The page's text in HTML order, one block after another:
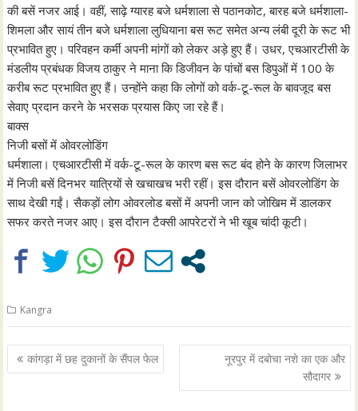
की बसें नजर आई। वहीं, साढ़े ग्यारह बजे धर्मशाला से पठानकोट, बारह बजे धर्मशाला-
शिमला और सायं तीन बजे धर्मशाला लुधियाना बस रूट समेत अन्य लंबी दूरी के रूट भी
प्रभावित हुए। परिवहन कर्मी अपनी मांगों को लेकर अड़े हुए हैं। उधर, एचआरटीसी के
मंडलीय प्रबंधक विजय ठाकुर ने माना कि डिजीवन के पांचों बस डिपुओं में 100 के
करीब रूट प्रभावित हुए हैं। उन्होंने कहा कि लोगों को वर्क-टू-रूल के बावजूद बस
सेवाए प्रदान करने के भरसक प्रयास किए जा रहे हैं।
बाक्स
निजी बसों में ओवरलोडिंग
धर्मशाला। एचआरटीसी में वर्क-टू-रूल के कारण बस रूट बंद होने के कारण जिलाभर
में निजी बसें दिनभर यात्रियों से खचाखच भरी रहीं। इस दौरान बसें ओवरलोडिंग के
साथ देखी गईं। सैकड़ों लोग ओवरलोड बसों में अपनी जान को जोखिम में डालकर
सफर करते नजर आए। इस दौरान टैक्सी आपरेटरों ने भी खूब चांदी कूटी।
Kangra
Post
navigation
कांगड़ा में छह दुकानों के सैंपल फेल
नूरपुर में दबोचा नशे का एक और
सौदागर